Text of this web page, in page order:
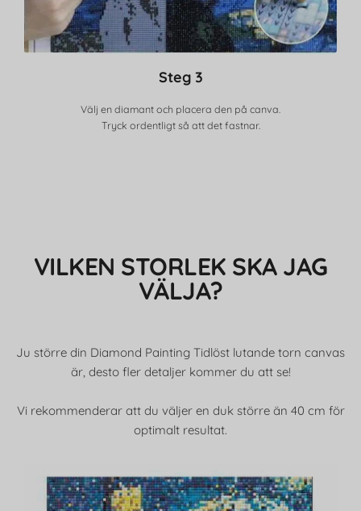
Steg 3
Välj en diamant och placera den på canva.
Tryck ordentligt så att det fastnar.
VILKEN STORLEK SKA JAG
VÄLJA?
Ju större din Diamond Painting Tidlöst lutande torn canvas
är, desto fler detaljer kommer du att se!
Vi rekommenderar att du väljer en duk större än 40 cm för
optimalt resultat.